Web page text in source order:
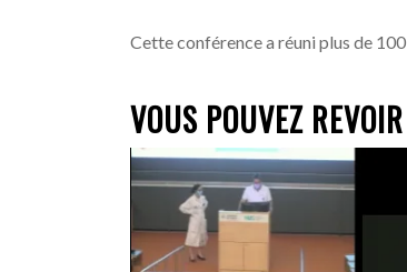
Cette conférence a réuni plus de
VOUS POUVEZ